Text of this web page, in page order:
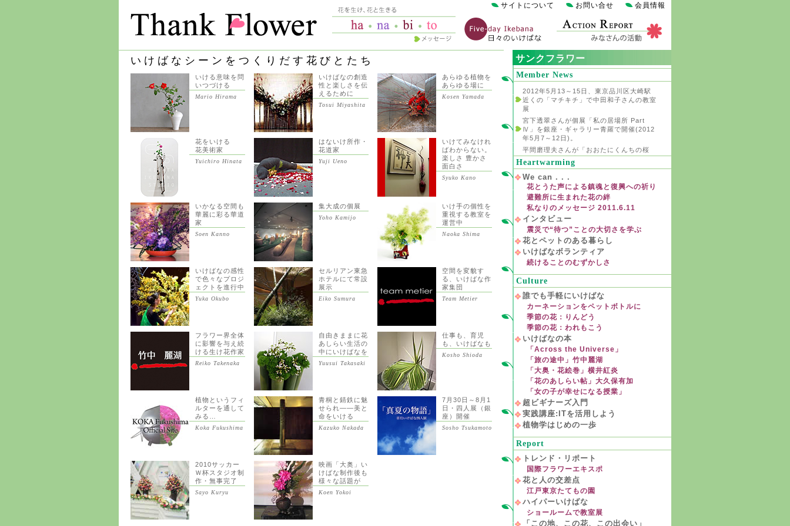
サイトについて お問い合せ 会員情報
サンクフラワー
Member News
2012年5月13～15日、東京品川区大崎駅
近くの「マチキチ」で中田和子さんの教室
展
宮下透翠さんが個展「私の居場所 Part
Ⅳ」を銀座・ギャラリー青羅で開催(2012
年5月7～12日)。
平間磨理夫さんが「おおたにくんちの桜
を」開催（西荻窪・ギャラリーみずのそ
ら、2012年3月17～25日12：00～19：
00)
大久保有加さんが「宇宙のバラ展」を開催
（南青山・酉福ギャラリー、2012年3月8
～11日11：00～18：00)
竹中麗湖さんが「テーブルウェア・フェス
ティバル2012」でデモンストレーション
（東京ドーム、2012年2月11日14：00～)
州村衛香さんがインスタレーションのデモ
制作（ポーラ・ザ・ビューティー銀座、1
月14日)
「2011 宮下透翠＆グループ翠ＳＵＩ展 ー
和みⅡ ー」が銀座・ギャラリー青羅で開
催(11月21～26日)。
流派を超越したいけばなグループ・Fの会
が旧高田小学校（東京・雑司が谷）で企画
展を開催(11月17～20日)。上野雄次さん
も出品。
日向雄一郎さんプロデュースによる「花の
ちから FLOWER revolution」が横浜横浜
ランドマーク・プラザで開催(10月21～23
日)
栗生紗世さんが12回目の教室展を新宿NS
ビル12F永大ショールームで開催(10月
15、16、17日)
塚本草昌さん、上條蓉芳さんが「江戸東京
たてもの園（小金井）」の花展に参加(10
月15、16日)
竹中麗湖＆チーム・メチエが「スイセンプ
ロジェクト in 仙台」に参加(9月23、24
日)
横井紅炎さんが「ギャラリー園（大塚)」
で展覧会(9月17～19日)
中村美梢さんが相場るい児 陶展(銀座三越
8F)で添え花(8月3～16日)
避難所の旧グランドプリンスホテル赤坂で
いけばなのボランティア(6月30日まで)
Heartwarming
We can . . .
花とうた声による鎮魂と復興への祈り
避難所に生まれた花の絆
私なりのメッセージ 2011.6.11
インタビュー
震災で“待つ”ことの大切さを学ぶ
花とペットのある暮らし
いけばなボランティア
続けることのむずかしさ
Culture
誰でも手軽にいけばな
カーネーションをペットボトルに
季節の花：りんどう
季節の花：われもこう
いけばなの本
「Across the Universe」
「旅の途中」竹中麗湖
「大奥・花絵巻」横井紅炎
「花のあしらい帖」大久保有加
「女の子が幸せになる授業」
超ビギナーズ入門
実践講座:ITを活用しよう
植物学はじめの一歩
Report
トレンド・リポート
国際フラワーエキスポ
花と人の交差点
江戸東京たてもの園
ハイパーいけばな
ショールームで教室展
「この地、この花、この出会い」
いけばなシーンをつくりだす花びとたち
いける意味を問
いつづける
Mario Hirama
いけばなの創造
性と楽しさを伝
えるために
Tosui Miyashita
あらゆる植物を
あらゆる場に
Kosen Yamada
花をいける
花美術家
Yuichiro Hinata
はないけ所作・
花道家
Yuji Ueno
いけてみなけれ
ばわからない。
楽しさ 豊かさ
面白さ
Syuko Kano
いかなる空間も
華麗に彩る華道
家
Soen Kanno
集大成の個展
Yoho Kamijo
いけ手の個性を
重視する教室を
運営中
Naoka Shima
いけばなの感性
で色々なプロジ
ェクトを進行中
Yuka Okubo
セルリアン東急
ホテルにて常設
展示
Eiko Sumura
空間を変貌す
る、いけばな作
家集団
Team Metier
フラワー界全体
に影響を与え続
ける生け花作家
Reiko Takenaka
自由きままに花
あしらい生活の
中にいけばなを
Yuusui Takasaki
仕事も、育児
も、いけばなも
Kosho Shioda
植物というフィ
ルターを通して
みる…
Koka Fukushima
青桐と錆鉄に魅
せられ――美と
命をいける
Kazuko Nakada
7月30日～8月1
日・四人展（銀
座）開催
Sosho Tsukamoto
2010サッカー
Ｗ杯スタジオ制
作・無事完了
Sayo Kuryu
映画「大奥」い
けばな制作後も
様々な話題が
Koen Yokoi